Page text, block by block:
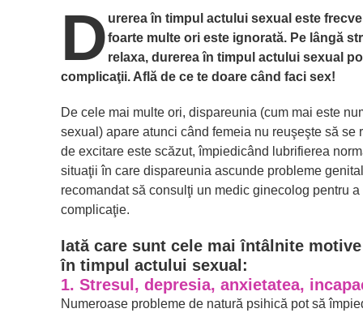
D urerea în timpul actului sexual este
foarte multe ori este ignorată. Pe lângă
relaxa, durerea în timpul actului sexual
complicaţii. Află de ce te doare când faci sex!
De cele mai multe ori, dispareunia (cum mai este
sexual) apare atunci când femeia nu reuşeşte să se
de excitare este scăzut, împiedicând lubrifierea
situaţii în care dispareunia ascunde probleme
recomandat să consulţi un medic ginecolog pentru
complicaţie.
Iată care sunt cele mai întâlnite
în timpul actului sexual:
1. Stresul, depresia, anxietatea,
Numeroase probleme de natură psihică pot să